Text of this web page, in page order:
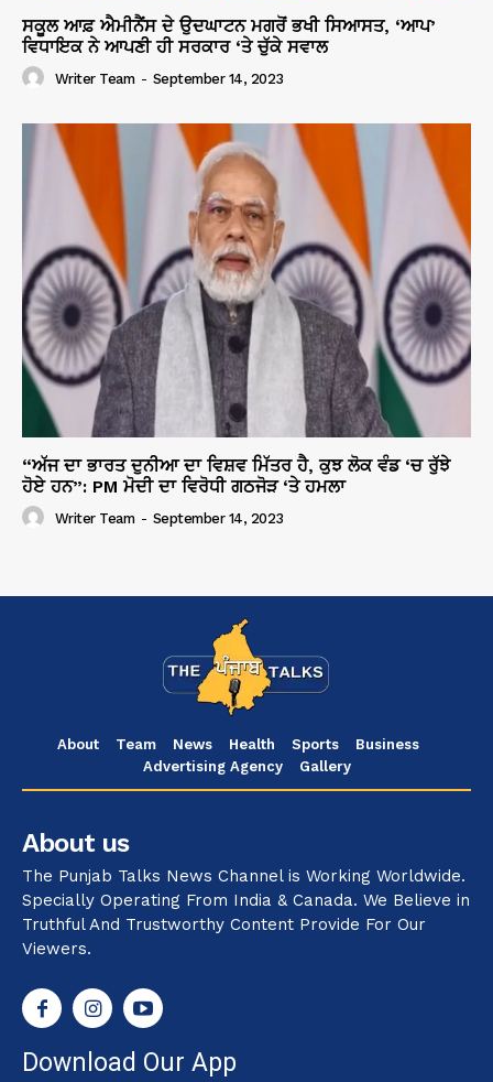
ਸਕੂਲ ਆਫ਼ ਐਮੀਨੈਂਸ ਦੇ ਉਦਘਾਟਨ ਮਗਰੋਂ ਭਖੀ ਸਿਆਸਤ, ‘ਆਪ’
ਵਿਧਾਇਕ ਨੇ ਆਪਣੀ ਹੀ ਸਰਕਾਰ ‘ਤੇ ਚੁੱਕੇ ਸਵਾਲ
Writer Team - September 14, 2023
“ਅੱਜ ਦਾ ਭਾਰਤ ਦੁਨੀਆ ਦਾ ਵਿਸ਼ਵ ਮਿੱਤਰ ਹੈ, ਕੁਝ ਲੋਕ ਵੰਡ ‘ਚ ਰੁੱਝੇ
ਹੋਏ ਹਨ”: PM ਮੋਦੀ ਦਾ ਵਿਰੋਧੀ ਗਠਜੋੜ ‘ਤੇ ਹਮਲਾ
Writer Team - September 14, 2023
About Team News Health Sports
Business
Advertising Agency
Gallery
About us
The Punjab Talks News Channel is Working Worldwide.
Specially Operating From India & Canada. We Believe in
Truthful And Trustworthy Content Provide For Our
Viewers.
Download Our App